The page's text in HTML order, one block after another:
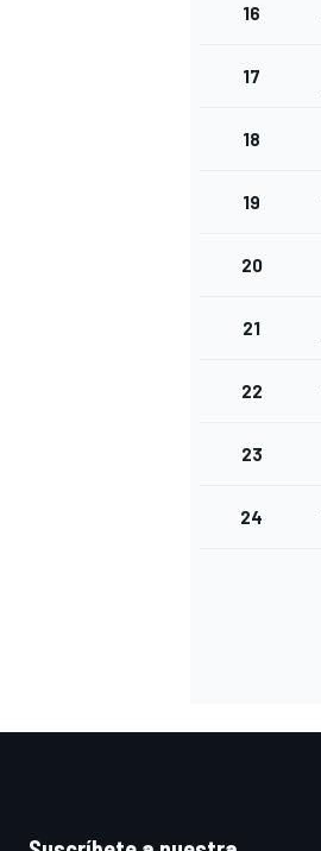
16
17
18
19
20
21
22
23
24